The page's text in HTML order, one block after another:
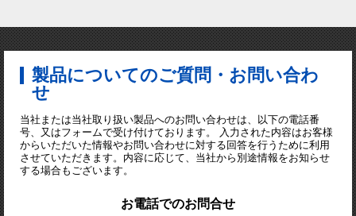
製品についてのご質問・お問い合わ
せ
当社または当社取り扱い製品へのお問い合わせは、以下の電話番
号、又はフォームで受け付けております。 入力された内容はお客様
からいただいた情報やお問い合わせに対する回答を行うために利用
させていただきます。内容に応じて、当社から別途情報をお知らせ
する場合もございます。
お電話でのお問合せ